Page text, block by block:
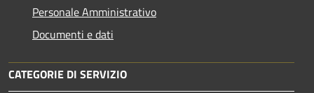
Personale Amministrativo
Documenti e dati
CATEGORIE DI SERVIZIO